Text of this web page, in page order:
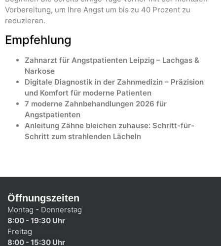
Vorbereitung, um Ihre Angst um bis zu 40 Prozent zu
reduzieren.
Empfehlung
Zahnarzt für Angstpatienten Leipzig – Lachgas &
Narkose
Digitale Diagnostik in der Zahnmedizin – Präzision
und Komfort für moderne Patienten
7 moderne Zahnbehandlungen 2026 für
Angstpatienten
Anleitung Zähne bleichen zuhause: Schritt-für-
Schritt zum strahlenden Lächeln
Öffnungszeiten
Montag - Donnerstag
8:00 - 19:30 Uhr
Freitag
8:00 - 15:30 Uhr